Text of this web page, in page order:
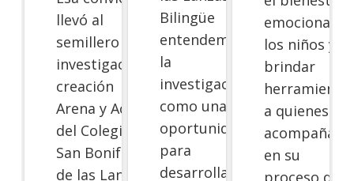
llevó al
semillero de
investigación-
creación
Arena y Aceite
del Colegio
San Bonifacio
de las Lanzas
Bilingüe
entendemos
la
investigación
como una
oportunidad
para
desarrollar el
emocional de
los niños y
brindar
a quienes los
acompañan
en su